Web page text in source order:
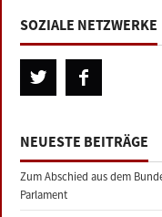
SOZIALE NETZWERKE
NEUESTE BEITRÄGE
Zum Abschied aus dem
Parlament